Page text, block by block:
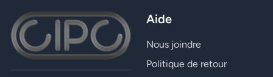
Aide
Nous joindre
Politique de retour